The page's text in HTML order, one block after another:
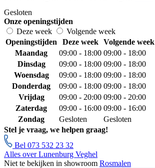
Gesloten
Onze openingstijden
Deze week
Volgende week
Openingstijden
Deze week
Volgende week
Maandag
09:00 - 18:00 09:00 - 18:00
Dinsdag
09:00 - 18:00 09:00 - 18:00
Woensdag
09:00 - 18:00 09:00 - 18:00
Donderdag
09:00 - 18:00 09:00 - 18:00
Vrijdag
09:00 - 20:00 09:00 - 20:00
Zaterdag
09:00 - 16:00 09:00 - 16:00
Zondag
Gesloten
Gesloten
Stel je vraag, we helpen graag!
Bel 073 532 23 32
Alles over Lunenburg Veghel
Niet te bekijken in showroom Rosmalen